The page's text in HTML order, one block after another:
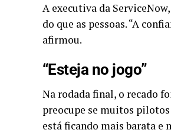
A executiva da ServiceNow,
do que as pessoas. “A
afirmou.
“Esteja no jogo”
Na rodada final, o recado
preocupe se muitos pilotos
está ficando mais barata e